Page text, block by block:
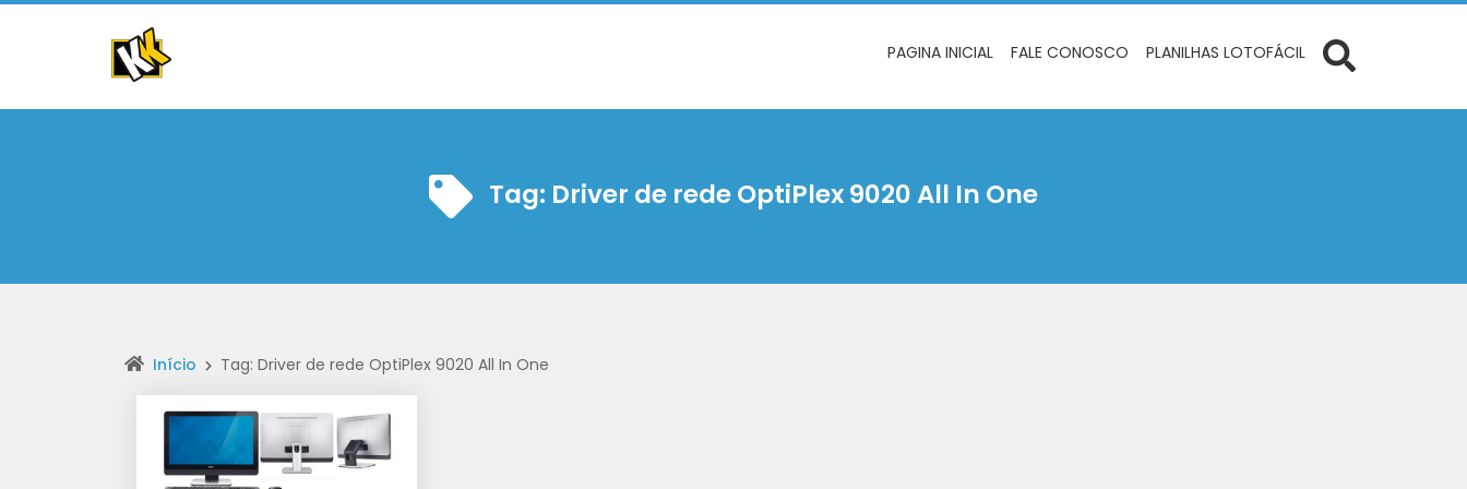
PAGINA INICIAL FALE CONOSCO PLANILHAS LOTOFÁCIL
Tag: Driver de rede OptiPlex 9020 All In One
Início Tag: Driver de rede OptiPlex 9020 All In One